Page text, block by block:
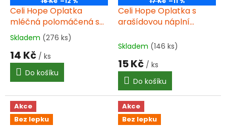
Celi Hope Oplatka
mléčná polomáčená s
amarantem 35g
Průměrné
hodnocení
produktu
5,0
5
hvězdiček.
Skladem (276 ks)
14 Kč / ks
Do košíku
Celi Hope Oplatka s
arašídovou náplní
polevě 35g
Skladem (146 ks)
15 Kč / ks
Do košíku
Akce
Bez lepku
Akce
Bez lepku